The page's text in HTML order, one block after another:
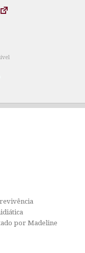
por Madeline